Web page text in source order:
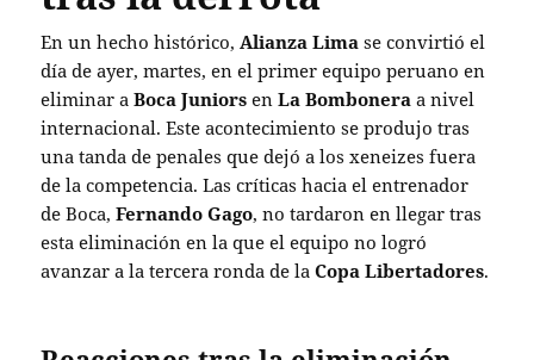
En un hecho histórico,Alianza Lima se convirtió el
día de ayer, martes, en el primer equipo peruano en
eliminar aBoca Juniors enLa Bombonera a nivel
internacional. Este acontecimiento se produjo tras
una tanda de penales que dejó a los xeneizes fuera
de la competencia. Las críticas hacia el entrenador
de Boca,Fernando Gago, no tardaron en llegar tras
esta eliminación en la que el equipo no logró
avanzar a la tercera ronda de laCopa Libertadores.